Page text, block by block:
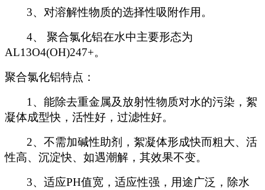
3、对溶解性物质的选择性吸附作用。
4、 聚合氯化铝在水中主要形态为
AL13O4(OH)247+。
聚合氯化铝特点：
1 、能除去重金属及放射性物质对水的污染，絮
凝体成型快，活性好，过滤性好。
2、不需加碱性助剂，絮凝体形成快而粗大、活
性高、沉淀快、如遇潮解，其效果不变。
3、适应PH值宽，适应性强，用途广泛，除水